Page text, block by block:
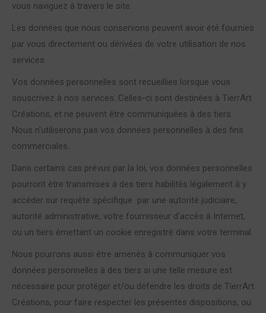
vous naviguez à travers le site.
Les données que nous conservons peuvent avoir été fournies
par vous directement ou dérivées de votre utilisation de nos
services.
Vos données personnelles sont recueillies lorsque vous
souscrivez à nos services. Celles-ci sont destinées à TierrArt
Créations, et ne peuvent être communiquées à des tiers.
Nous n’utiliserons pas vos données personnelles à des fins
commerciales.
Dans certains cas prévus par la loi, vos données personnelles
pourront être transmises à des tiers habilités légalement à y
accéder sur requête spécifique par une autorité judiciaire,
autorité administrative, votre fournisseur d’accès à Internet,
ou un tiers émettant un cookie enregistré dans votre terminal.
Nous pourrons aussi être amenés à communiquer vos
données personnelles à des tiers si une telle mesure est
nécessaire pour protéger et/ou défendre les droits de TierrArt
Créations, pour faire respecter les présentes dispositions, ou